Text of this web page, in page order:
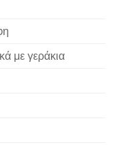
με γεράκια